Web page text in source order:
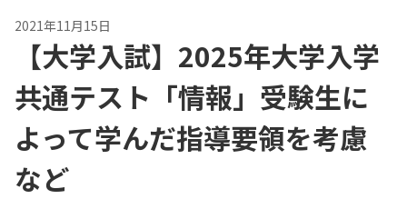
ホーム
NEAとは
教育情報
2021年11月15日
【大学入試】2025年大学入学
共通テスト「情報」受験生に
よって学んだ指導要領を考慮
など